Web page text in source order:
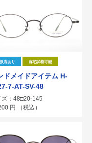
店あり 自宅試着可能
ドメイドアイテム H-
7-AT-SV-48
ズ：48□20-145
円 （税込）